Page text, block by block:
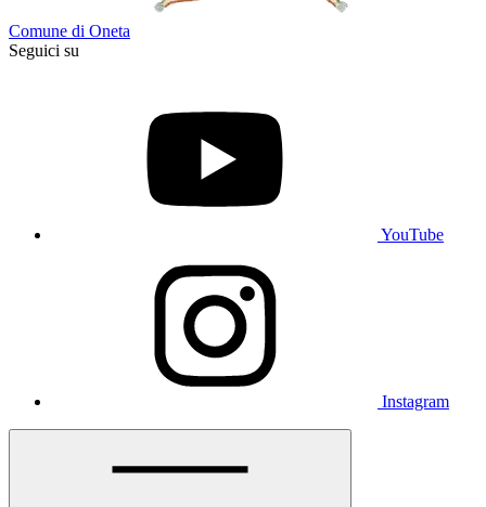
Comune di Oneta
Seguici su
YouTube
Instagram